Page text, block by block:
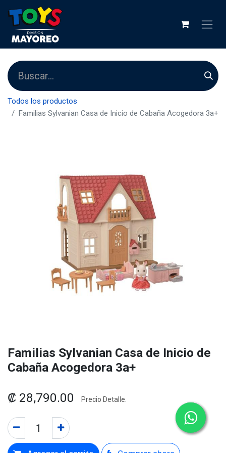
Todos los productos
Familias Sylvanian Casa de Inicio de Cabaña Acogedora 3a+
Familias Sylvanian Casa de Inicio de
Cabaña Acogedora 3a+
₡ 28,790.00 Precio Detalle.